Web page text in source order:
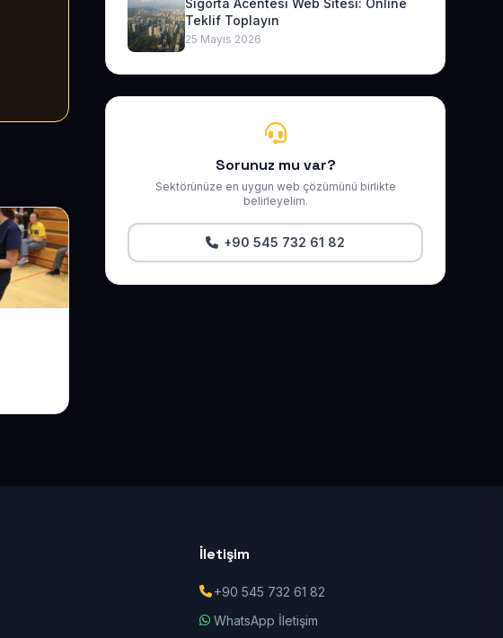
Sigorta Acentesi Web Sitesi: Online
Teklif Toplayın
25 Mayıs 2026
Sorunuz mu var?
Sektörünüze en uygun web çözümünü birlikte
belirleyelim.
+90 545 732 61 82
İletişim
+90 545 732 61 82
WhatsApp İletişim